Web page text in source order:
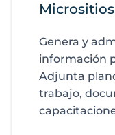
Genera y
información
Adjunta
trabajo,